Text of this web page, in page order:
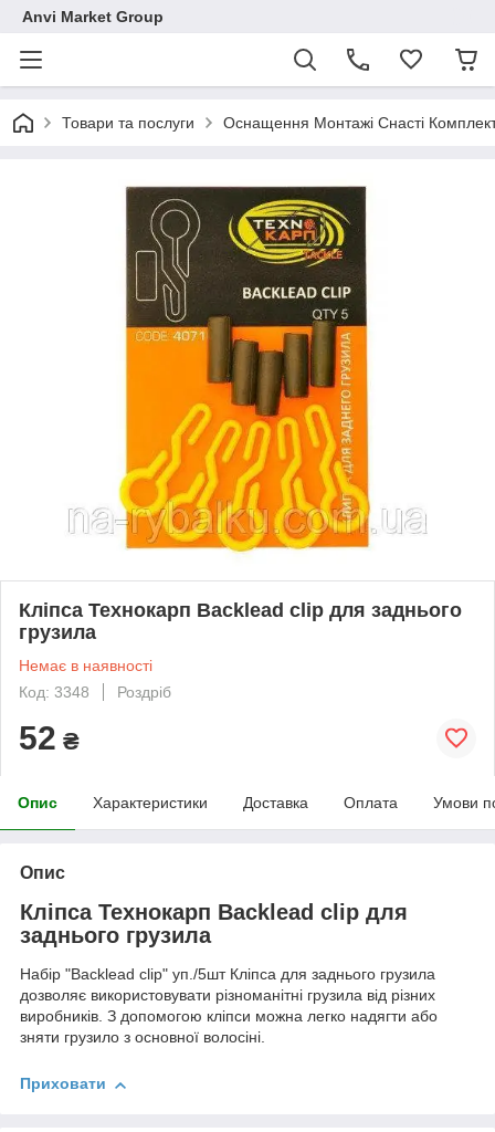
Anvi Market Group
Товари та послуги Оснащення Монтажі Снасті
Кліпса Технокарп Backlead clip для заднього
грузила
Немає в наявності
Код: 3348
Роздріб
52 ₴
Опис Характеристики Доставка Оплата Умови
Опис
Кліпса Технокарп Backlead clip для
заднього грузила
Набір "Backlead clip" уп./5шт Кліпса для заднього грузила
дозволяє використовувати різноманітні грузила від різних
виробників. З допомогою кліпси можна легко надягти або
зняти грузило з основної волосіні.
Приховати